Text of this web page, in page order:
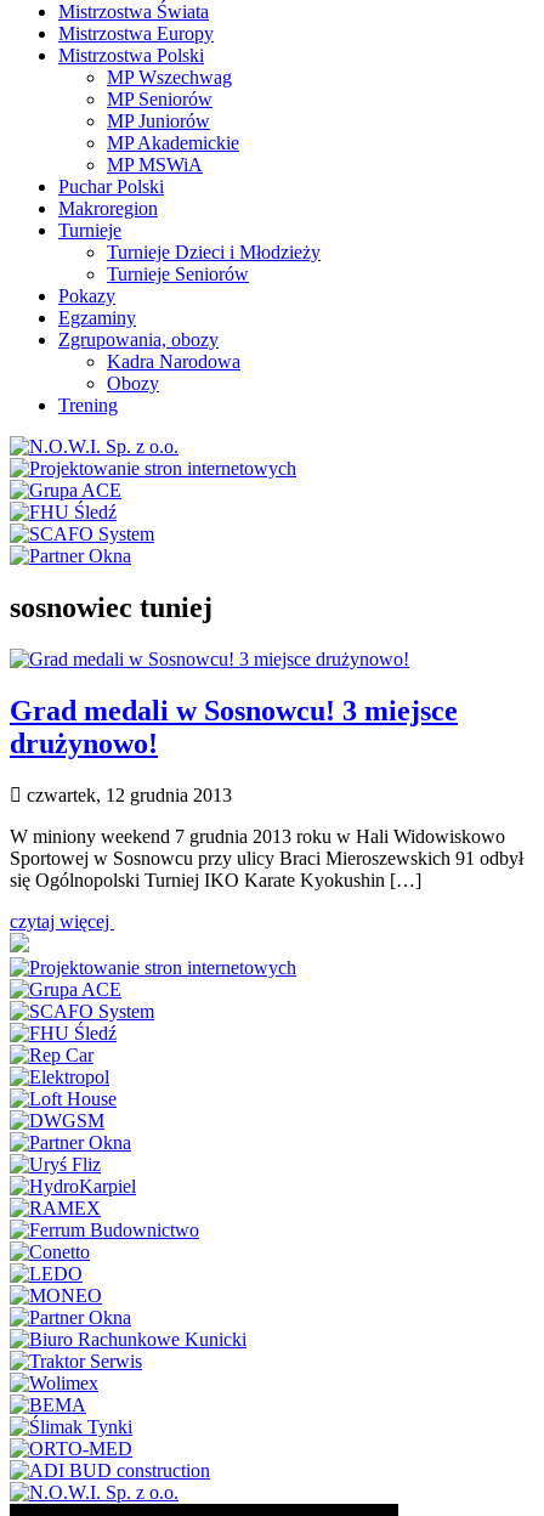
Mistrzostwa Świata
Mistrzostwa Europy
Mistrzostwa Polski
MP Wszechwag
MP Seniorów
MP Juniorów
MP Akademickie
MP MSWiA
Puchar Polski
Makroregion
Turnieje
Turnieje Dzieci i Młodzieży
Turnieje Seniorów
Pokazy
Egzaminy
Zgrupowania, obozy
Kadra Narodowa
Obozy
Trening
sosnowiec tuniej
Grad medali w Sosnowcu! 3 miejsce
drużynowo!
czwartek, 12 grudnia 2013
W miniony weekend 7 grudnia 2013 roku w Hali Widowiskowo
Sportowej w Sosnowcu przy ulicy Braci Mieroszewskich 91 odbył
się Ogólnopolski Turniej IKO Karate Kyokushin […]
czytaj więcej